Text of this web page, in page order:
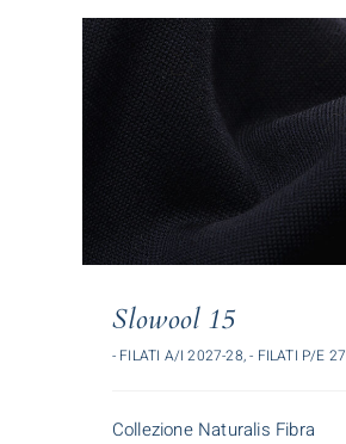
Slowool 15
- FILATI A/I 2027-28,- FILATI P/E 27
Collezione Naturalis Fibra